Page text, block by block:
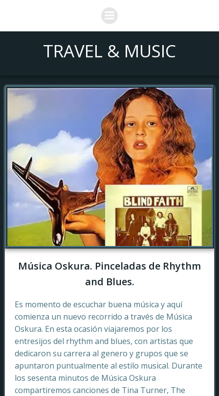
Saltar
al
contenido
TRAVEL & MUSIC
Música Oskura. Pinceladas de Rhythm
and Blues.
Es momento de escuchar buena música y aquí
comienza un nuevo recorrido a través de Música
Oskura. En esta ocasión viajaremos por los
entresijos del rhythm and blues, con artistas que
dedicaron su carrera al genero y grupos que se
apuntaron puntualmente al estilo musical. Durante
los sesenta minutos de Música Oskura
compartiremos canciones de Tina Turner, The